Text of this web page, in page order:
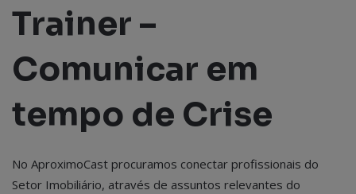
Trainer –
Comunicar em
tempo de Crise
No AproximoCast procuramos conectar profissionais do
Setor Imobiliário, através de assuntos relevantes do